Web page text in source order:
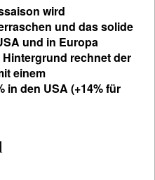
wird
und das solide
und in Europa
rechnet der
einem
in den USA (+14% für